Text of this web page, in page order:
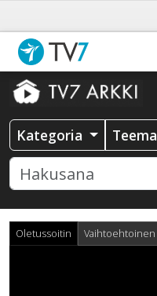
Kategoria Teema
Oletussoitin